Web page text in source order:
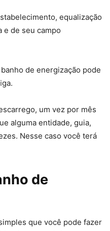
equalização
e de seu campo
de energização pode
um vez por mês
alguma entidade, guia,
Nesse caso você terá
de
que você pode fazer